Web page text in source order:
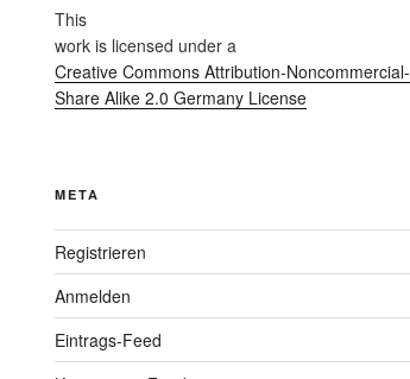
This
workis licensed under a
Creative Commons Attribution-Noncommercial-
Share Alike 2.0 Germany License
META
Registrieren
Anmelden
Eintrags-Feed